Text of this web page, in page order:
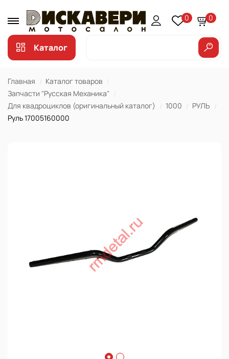
0 0
Каталог
Главная
Каталог товаров
Запчасти "Русская Механика"
Для квадроциклов (оригинальный каталог)
1000
РУЛЬ
Руль 17005160000